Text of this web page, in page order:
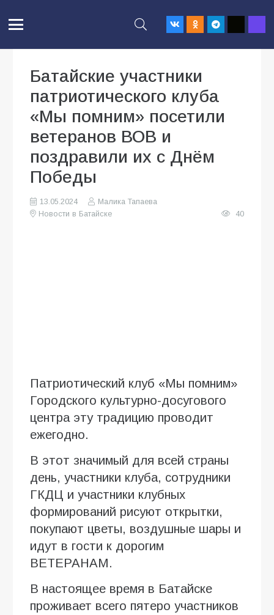
Батайские участники
патриотического клуба
«Мы помним» посетили
ветеранов ВОВ и
поздравили их с Днём
Победы
13.05.2024
Малика Тапаева
Новости в Батайске
40
Патриотический клуб «Мы помним»
Городского культурно-досугового
центра эту традицию проводит
ежегодно.
В этот значимый для всей страны
день, участники клуба, сотрудники
ГКДЦ и участники клубных
формирований рисуют открытки,
покупают цветы, воздушные шары и
идут в гости к дорогим
ВЕТЕРАНАМ.
В настоящее время в Батайске
проживает всего пятеро участников